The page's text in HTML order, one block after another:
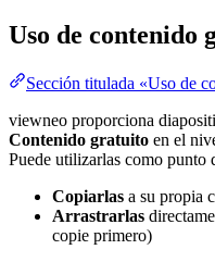
Uso de contenido
Sección titulada «Uso de
viewneo proporciona
Contenido gratuito en el
Puede utilizarlas como punto
Copiarlas a su propia
Arrastrarlas
copie primero)